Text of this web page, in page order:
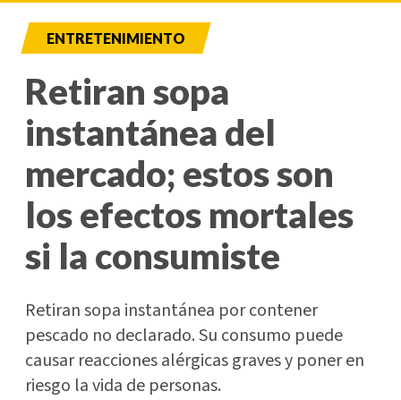
ENTRETENIMIENTO
Retiran sopa
instantánea del
mercado; estos son
los efectos mortales
si la consumiste
Retiran sopa instantánea por contener
pescado no declarado. Su consumo puede
causar reacciones alérgicas graves y poner en
riesgo la vida de personas.